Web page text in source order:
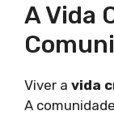
A Vida
Viver a vida
A